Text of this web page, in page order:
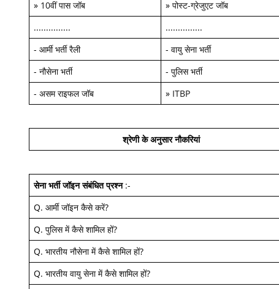
» 10वीं पास जॉब » पोस्ट-ग्रेजुएट जॉब
...............
...............
- आर्मी भर्ती रैली - वायु सेना भर्ती
- नौसेना भर्ती - पुलिस भर्ती
- असम राइफल जॉब » ITBP
श्रेणी के अनुसार नौकरियां
सेना भर्ती जॉइन संबंधित प्रश्न:-
Q. आर्मी जॉइन कैसे करें?
Q. पुलिस में कैसे शामिल हों?
Q. भारतीय नौसेना में कैसे शामिल हों?
Q. भारतीय वायु सेना में कैसे शामिल हों?